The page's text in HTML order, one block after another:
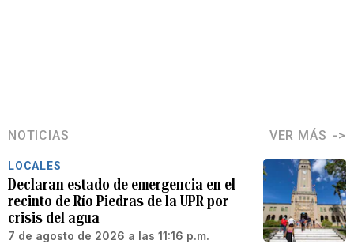
NOTICIAS VER MÁS
LOCALES
Declaran estado de emergencia en el
recinto de Río Piedras de la UPR por
crisis del agua
7 de agosto de 2026 a las 11:16 p.m.